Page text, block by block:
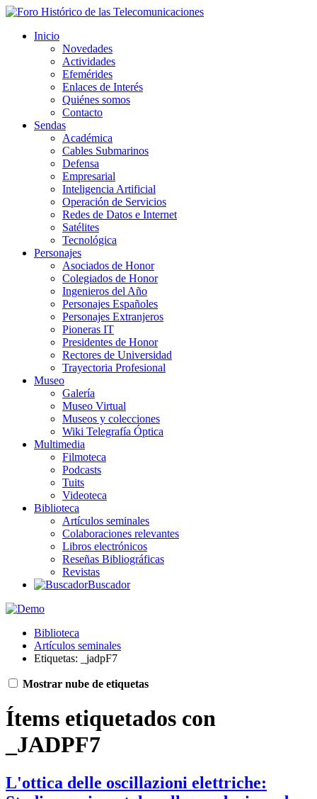
Inicio
Novedades
Actividades
Efemérides
Enlaces de Interés
Quiénes somos
Contacto
Sendas
Académica
Cables Submarinos
Defensa
Empresarial
Inteligencia Artificial
Operación de Servicios
Redes de Datos e Internet
Satélites
Tecnológica
Personajes
Asociados de Honor
Colegiados de Honor
Ingenieros del Año
Personajes Españoles
Personajes Extranjeros
Pioneras IT
Presidentes de Honor
Rectores de Universidad
Trayectoria Profesional
Museo
Galería
Museo Virtual
Museos y colecciones
Wiki Telegrafía Óptica
Multimedia
Filmoteca
Podcasts
Tuits
Videoteca
Biblioteca
Artículos seminales
Colaboraciones relevantes
Libros electrónicos
Reseñas Bibliográficas
Revistas
Buscador
Biblioteca
Artículos seminales
Etiquetas: _jadpF7
Mostrar nube de etiquetas
Ítems etiquetados con
_JADPF7
L'ottica delle oscillazioni elettriche: